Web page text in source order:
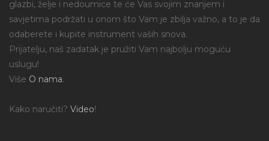
glazbi, želje i nedoumice te će Vas svojim znanjem i
savjetima podržati u onom što Vam je zbilja važno, a to je da
odaberete i kupite instrument vaših snova.
Prijatelju, naš zadatak je pružiti Vam najbolju moguću
uslugu!
Više O nama.
Kako naručiti? Video!